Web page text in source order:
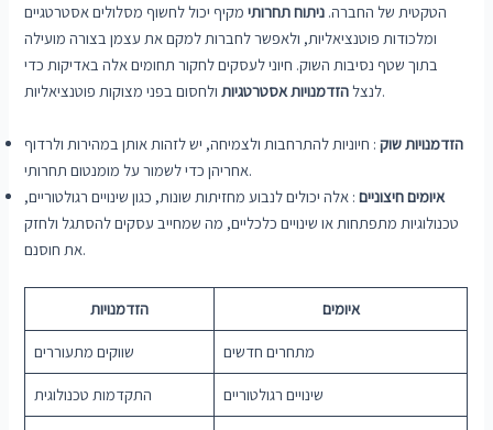
הטקטית של החברה. ניתוח תחרותימקיף יכול לחשוף מסלולים אסטרטגיים
ומלכודות פוטנציאליות, ולאפשר לחברות למקם את עצמן בצורה מועילה
בתוך שטף נסיבות השוק. חיוני לעסקים לחקור תחומים אלה באדיקות כדי
לנצלהזדמנויות אסטרטגיות ולחסום בפני מצוקות פוטנציאליות.
הזדמנויות שוק: חיוניות להתרחבות ולצמיחה, יש לזהות אותן במהירות ולרדוף
אחריהן כדי לשמור על מומנטום תחרותי.
איומים חיצוניים: אלה יכולים לנבוע מחזיתות שונות, כגון שינויים רגולטוריים,
טכנולוגיות מתפתחות או שינויים כלכליים, מה שמחייב עסקים להסתגל ולחזק
את חוסנם.
הזדמנויות איומים
שווקים מתעוררים מתחרים חדשים
התקדמות טכנולוגית שינויים רגולטוריים